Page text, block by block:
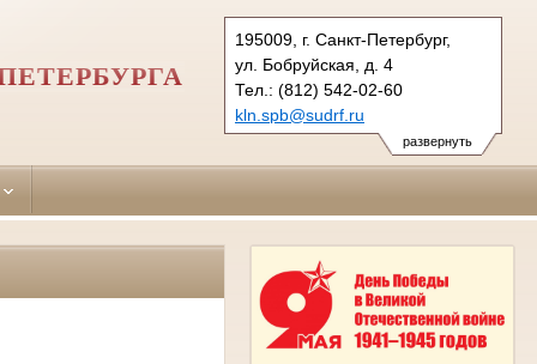
развернуть
195009, г. Санкт-Петербург,
ул. Бобруйская, д. 4
Тел.: (812) 542-02-60
kln.spb@sudrf.ru
показать на карте